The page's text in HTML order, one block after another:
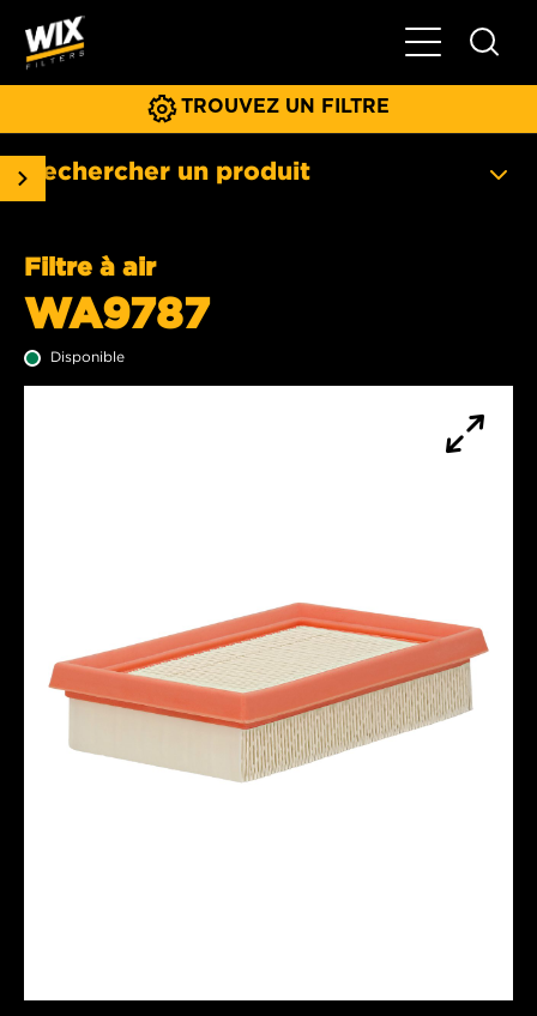
Basculer la
TROUVEZ UN FILTRE
Rechercher un produit
Filtre à air
WA9787
Disponible